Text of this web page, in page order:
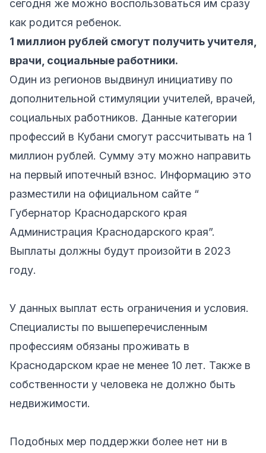
сегодня же можно воспользоваться им сразу
как родится ребенок.
1 миллион рублей смогут получить учителя,
врачи, социальные работники.
Один из регионов выдвинул инициативу по
дополнительной стимуляции учителей, врачей,
социальных работников. Данные категории
профессий в Кубани смогут рассчитывать на 1
миллион рублей. Сумму эту можно направить
на первый ипотечный взнос. Информацию это
разместили на официальном сайте “
Губернатор Краснодарского края
Администрация Краснодарского края”.
Выплаты должны будут произойти в 2023
году.
У данных выплат есть ограничения и условия.
Специалисты по вышеперечисленным
профессиям обязаны проживать в
Краснодарском крае не менее 10 лет. Также в
собственности у человека не должно быть
недвижимости.
Подобных мер поддержки более нет ни в